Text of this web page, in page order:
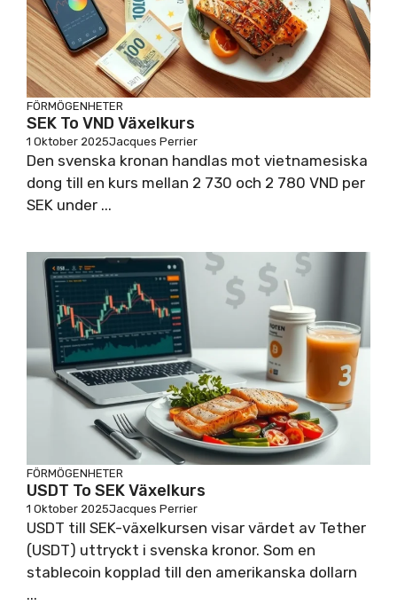
FÖRMÖGENHETER
SEK To VND Växelkurs
1 Oktober 2025Jacques Perrier
Den svenska kronan handlas mot vietnamesiska
dong till en kurs mellan 2 730 och 2 780 VND per
SEK under ...
FÖRMÖGENHETER
USDT To SEK Växelkurs
1 Oktober 2025Jacques Perrier
USDT till SEK-växelkursen visar värdet av Tether
(USDT) uttryckt i svenska kronor. Som en
stablecoin kopplad till den amerikanska dollarn
...